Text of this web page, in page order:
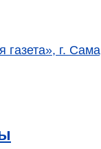
газета», г.